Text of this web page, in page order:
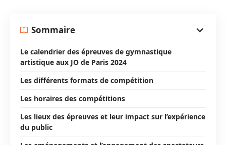
Sommaire
Le calendrier des épreuves de gymnastique
artistique aux JO de Paris 2024
Les différents formats de compétition
Les horaires des compétitions
Les lieux des épreuves et leur impact sur l’expérience
du public